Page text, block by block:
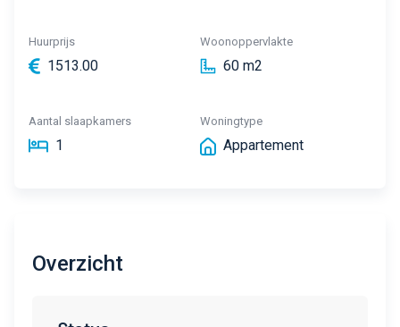
Huurprijs
1513.00
Woonoppervlakte
60 m2
Aantal slaapkamers
1
Woningtype
Appartement
Overzicht